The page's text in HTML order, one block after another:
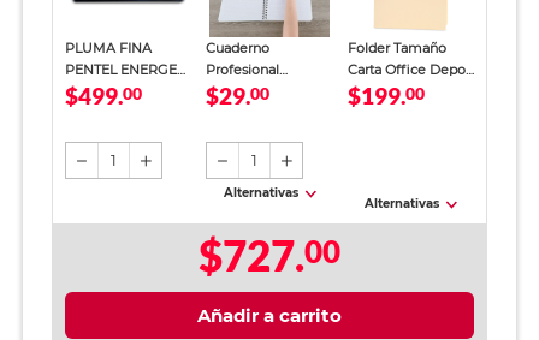
PLUMA FINA
PENTEL ENERGEL
BL2007 (NEGRO 1
$499.00
1
Cuaderno
Profesional
SkyBook Go Plus
$29.00
1
Alternativas
Folder Tamaño
Carta Office Depot
Manila 100 piezas
$199.00
Alternativas
$727.00
Añadir a carrito